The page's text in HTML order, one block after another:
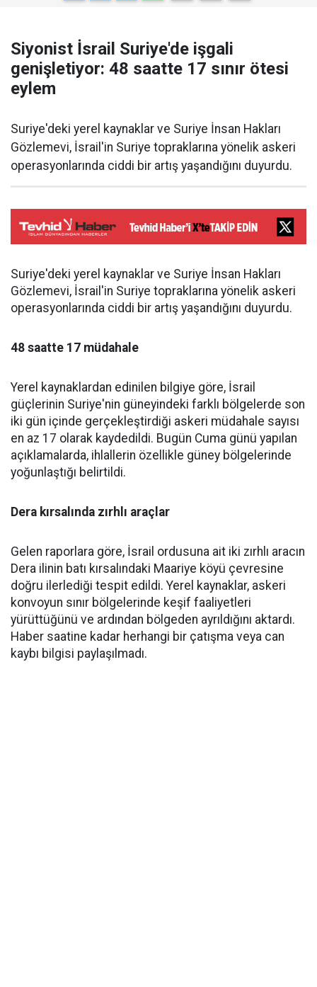
Siyonist İsrail Suriye'de işgali
genişletiyor: 48 saatte 17 sınır ötesi
eylem
Suriye'deki yerel kaynaklar ve Suriye İnsan Hakları
Gözlemevi, İsrail'in Suriye topraklarına yönelik askeri
operasyonlarında ciddi bir artış yaşandığını duyurdu.
Suriye'deki yerel kaynaklar ve Suriye İnsan Hakları
Gözlemevi, İsrail'in Suriye topraklarına yönelik askeri
operasyonlarında ciddi bir artış yaşandığını duyurdu.
48 saatte 17 müdahale
Yerel kaynaklardan edinilen bilgiye göre, İsrail
güçlerinin Suriye'nin güneyindeki farklı bölgelerde son
iki gün içinde gerçekleştirdiği askeri müdahale sayısı
en az 17 olarak kaydedildi. Bugün Cuma günü yapılan
açıklamalarda, ihlallerin özellikle güney bölgelerinde
yoğunlaştığı belirtildi.
Dera kırsalında zırhlı araçlar
Gelen raporlara göre, İsrail ordusuna ait iki zırhlı aracın
Dera ilinin batı kırsalındaki Maariye köyü çevresine
doğru ilerlediği tespit edildi. Yerel kaynaklar, askeri
konvoyun sınır bölgelerinde keşif faaliyetleri
yürüttüğünü ve ardından bölgeden ayrıldığını aktardı.
Haber saatine kadar herhangi bir çatışma veya can
kaybı bilgisi paylaşılmadı.